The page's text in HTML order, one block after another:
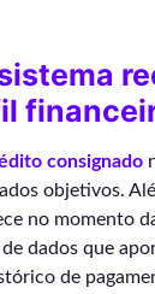
consignado
objetivos.
no momento
dados que
de